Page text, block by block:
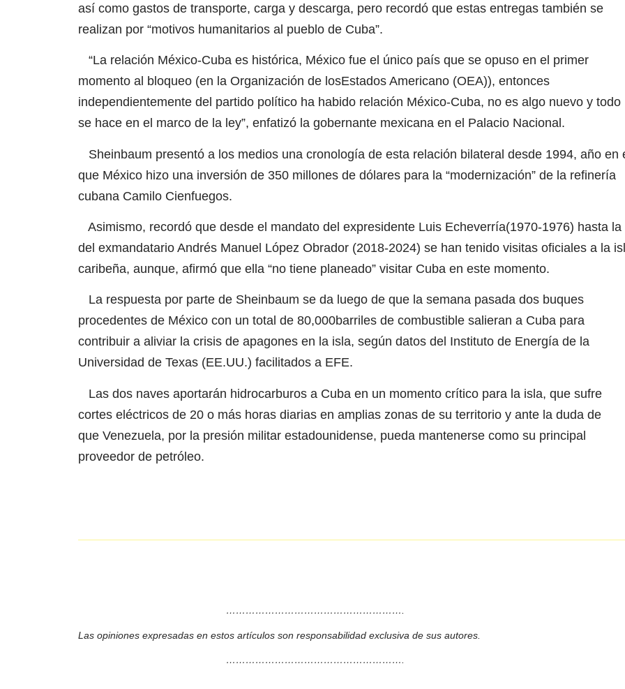
así como gastos de transporte, carga y descarga, pero recordó que estas entregas también se
realizan por “motivos humanitarios al pueblo de Cuba”.
“La relación México-Cuba es histórica, México fue el único país que se opuso en el primer
momento al bloqueo (en la Organización de losEstados Americano (OEA)), entonces
independientemente del partido político ha habido relación México-Cuba, no es algo nuevo y todo
se hace en el marco de la ley”, enfatizó la gobernante mexicana en el Palacio Nacional.
Sheinbaum presentó a los medios una cronología de esta relación bilateral desde 1994, año en
que México hizo una inversión de 350 millones de dólares para la “modernización” de la refinería
cubana Camilo Cienfuegos.
Asimismo, recordó que desde el mandato del expresidente Luis Echeverría(1970-1976) hasta la
del exmandatario Andrés Manuel López Obrador (2018-2024) se han tenido visitas oficiales a la
caribeña, aunque, afirmó que ella “no tiene planeado” visitar Cuba en este momento.
La respuesta por parte de Sheinbaum se da luego de que la semana pasada dos buques
procedentes de México con un total de 80,000barriles de combustible salieran a Cuba para
contribuir a aliviar la crisis de apagones en la isla, según datos del Instituto de Energía de la
Universidad de Texas (EE.UU.) facilitados a EFE.
Las dos naves aportarán hidrocarburos a Cuba en un momento crítico para la isla, que sufre
cortes eléctricos de 20 o más horas diarias en amplias zonas de su territorio y ante la duda de
que Venezuela, por la presión militar estadounidense, pueda mantenerse como su principal
proveedor de petróleo.
……………………………………………….
Las opiniones expresadas en estos artículos son responsabilidad exclusiva de sus autores.
……………………………………………….